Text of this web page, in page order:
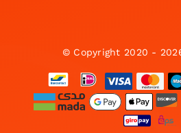
© Copyright 2020 -